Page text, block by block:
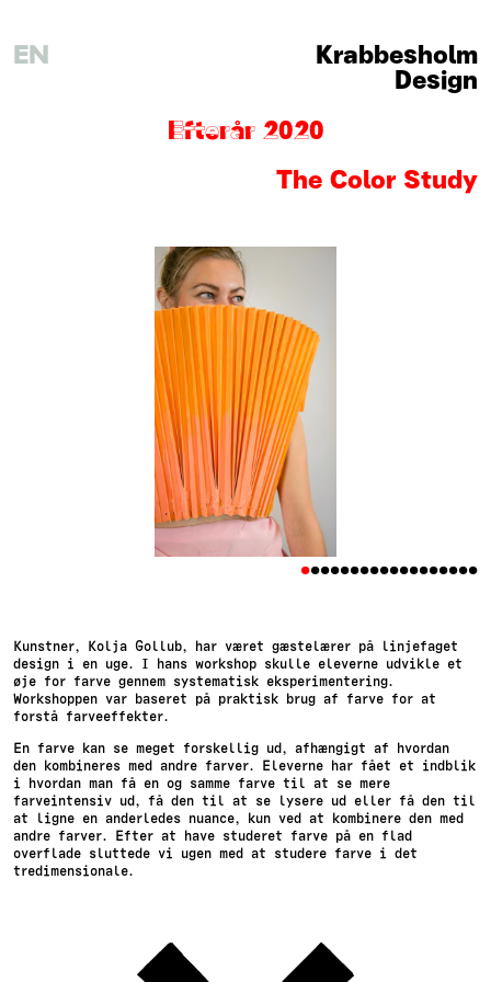
Krabbesholm
EN
Design
Efterår 2020
The Color Study
••••••••••••••••••
Kunstner, Kolja Gollub, har været gæstelærer på linjefaget
design i en uge. I hans workshop skulle eleverne udvikle et
øje for farve gennem systematisk eksperimentering.
Workshoppen var baseret på praktisk brug af farve for at
forstå farveeffekter.
En farve kan se meget forskellig ud, afhængigt af hvordan
den kombineres med andre farver. Eleverne har fået et indblik
i hvordan man få en og samme farve til at se mere
farveintensiv ud, få den til at se lysere ud eller få den til
at ligne en anderledes nuance, kun ved at kombinere den med
andre farver. Efter at have studeret farve på en flad
overflade sluttede vi ugen med at studere farve i det
tredimensionale.